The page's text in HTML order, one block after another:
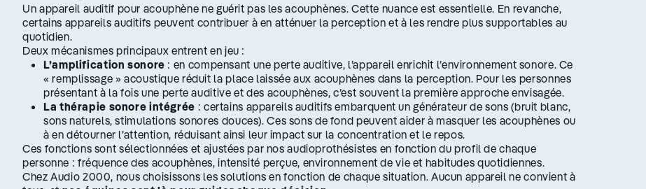
Un appareil auditif pour acouphène ne guérit pas les acouphènes. Cette nuance est essentielle. En revanche,
certains appareils auditifs peuvent contribuer à en atténuer la perception et à les rendre plus supportables au
quotidien.
Deux mécanismes principaux entrent en jeu :
L’amplification sonore : en compensant une perte auditive, l’appareil enrichit l’environnement sonore. Ce
« remplissage » acoustique réduit la place laissée aux acouphènes dans la perception. Pour les personnes
présentant à la fois une perte auditive et des acouphènes, c’est souvent la première approche envisagée.
La thérapie sonore intégrée : certains appareils auditifs embarquent un générateur de sons (bruit blanc,
sons naturels, stimulations sonores douces). Ces sons de fond peuvent aider à masquer les acouphènes ou
à en détourner l’attention, réduisant ainsi leur impact sur la concentration et le repos.
Ces fonctions sont sélectionnées et ajustées par nos audioprothésistes en fonction du profil de chaque
personne : fréquence des acouphènes, intensité perçue, environnement de vie et habitudes quotidiennes.
Chez Audio 2000, nous choisissons les solutions en fonction de chaque situation. Aucun appareil ne convient à